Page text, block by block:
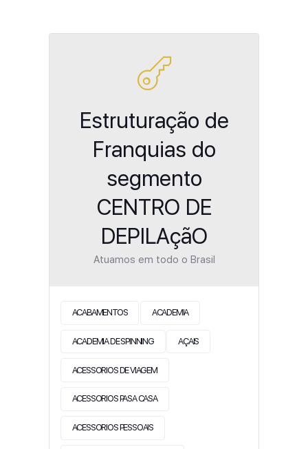
Estruturação de
Franquias do
segmento
CENTRO DE
DEPILAçãO
Atuamos em todo o Brasil
ACABAMENTOS ACADEMIA
ACADEMIA DE SPINNING AÇAIS
ACESSORIOS DE VIAGEM
ACESSORIOS PASA CASA
ACESSORIOS PESSOAIS